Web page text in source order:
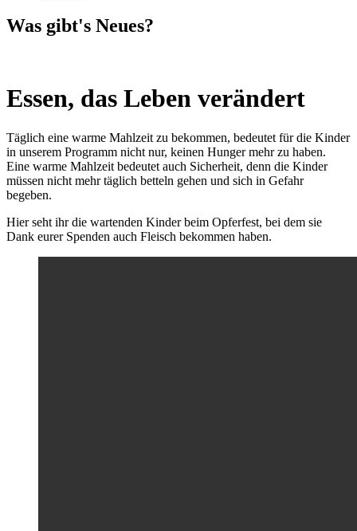
Was gibt's Neues?
Essen, das Leben verändert
Täglich eine warme Mahlzeit zu bekommen, bedeutet für die Kinder
in unserem Programm nicht nur, keinen Hunger mehr zu haben.
Eine warme Mahlzeit bedeutet auch Sicherheit, denn die Kinder
müssen nicht mehr täglich betteln gehen und sich in Gefahr
begeben.
Hier seht ihr die wartenden Kinder beim Opferfest, bei dem sie
Dank eurer Spenden auch Fleisch bekommen haben.